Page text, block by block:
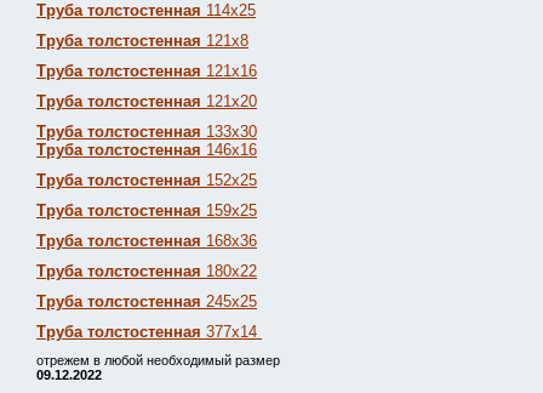
Труба толстостенная 114х25
Труба толстостенная 121х8
Труба толстостенная 121х16
Труба толстостенная 121х20
Труба толстостенная 133х30
Труба толстостенная 146х16
Труба толстостенная 152х25
Труба толстостенная 159х25
Труба толстостенная 168х36
Труба толстостенная 180х22
Труба толстостенная 245х25
Труба толстостенная 377х14
отрежем в любой необходимый размер
09.12.2022